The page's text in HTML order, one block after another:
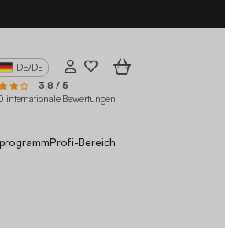
DE/DE
3,8 / 5
Bewertungen
Profi-Bereich